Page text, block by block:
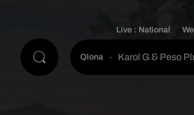
Live : National
Qlona - Karol G & Peso